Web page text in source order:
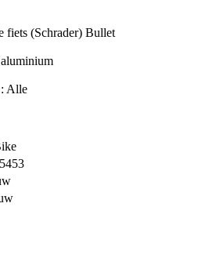
fiets (Schrader) Bullet
Alle